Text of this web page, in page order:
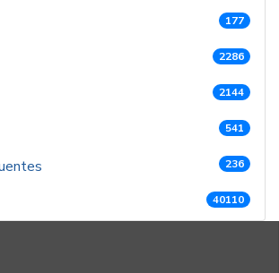
177
2286
2144
541
236
40110